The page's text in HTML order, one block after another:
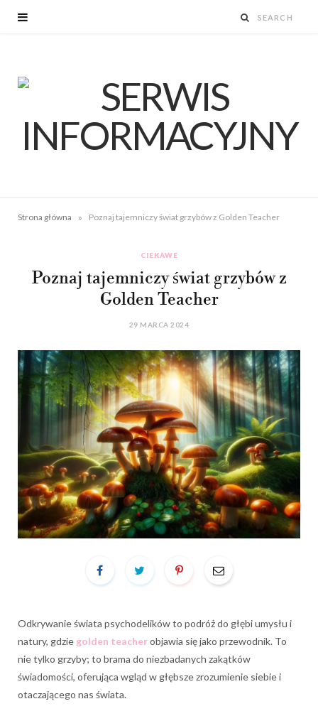
Strona główna » Poznaj tajemniczy świat grzybów z Golden Teacher
CIEKAWE
Poznaj tajemniczy świat grzybów z
Golden Teacher
29 MARCA 2024
Odkrywanie świata psychodelików to podróż do głębi umysłu i
natury, gdzie golden teacherobjawia się jako przewodnik. To
nie tylko grzyby; to brama do niezbadanych zakątków
świadomości, oferująca wgląd w głębsze zrozumienie siebie i
otaczającego nas świata.